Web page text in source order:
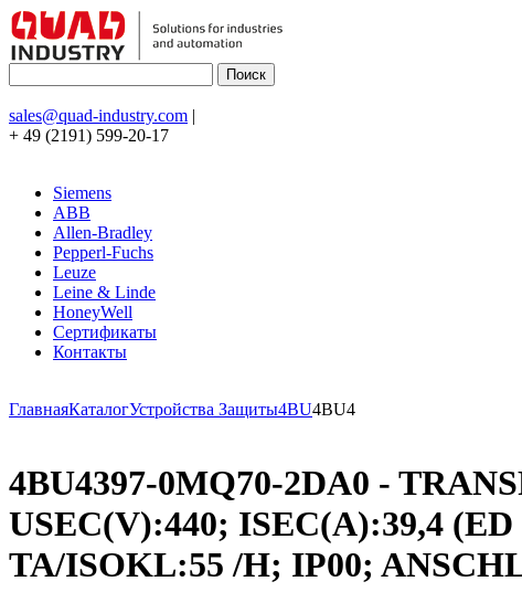
sales@quad-industry.com |
+ 49 (2191) 599-20-17
Siemens
ABB
Allen-Bradley
Pepperl-Fuchs
Leuze
Leine & Linde
HoneyWell
Сертификаты
Контакты
ГлавнаяКаталогУстройства Защиты4BU4BU4
4BU4397-0MQ70-2DA0 -
USEC(V):440; ISEC(A):39,4
TA/ISOKL:55 /H; IP00;